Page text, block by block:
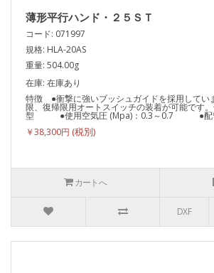
薄形平行ハンド・２５ＳＴ
コード: 071997
規格: HLA-20AS
重量: 504.00g
在庫: 在庫あり
特徴 ●衝撃に強いブッシュガイドを採用し
限、復帰限用オートスイッチの装着が可能です
型 ●使用空気圧 (Mpa)：0.3～0.7 ●配管
￥38,300円
カートへ
DXF